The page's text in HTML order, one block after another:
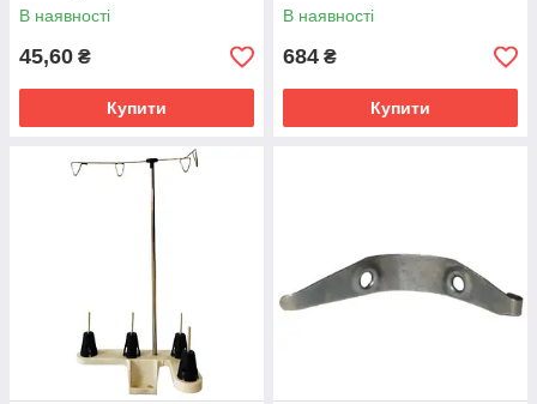
В наявності
45,60 ₴
Купити
В наявності
684 ₴
Купити